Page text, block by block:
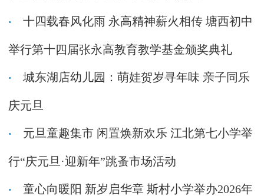
十四载春风化雨 永高精神薪火相传 塘西初中
举行第十四届张永高教育教学基金颁奖典礼
城东湖店幼儿园：萌娃贺岁寻年味 亲子同乐
庆元旦
元旦童趣集市 闲置焕新欢乐 江北第七小学举
行“庆元旦·迎新年”跳蚤市场活动
童心向暖阳 新岁启华章 斯村小学举办2026年